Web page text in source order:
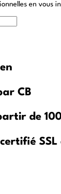
en vous
CB
de